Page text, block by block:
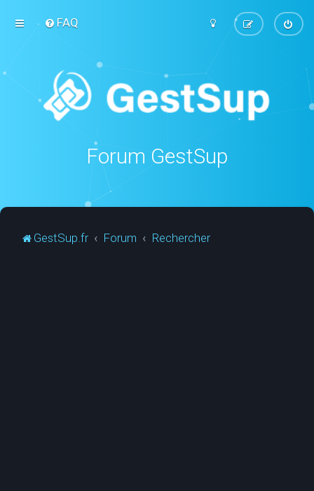
FAQ
Forum GestSup
GestSup.fr Forum Rechercher